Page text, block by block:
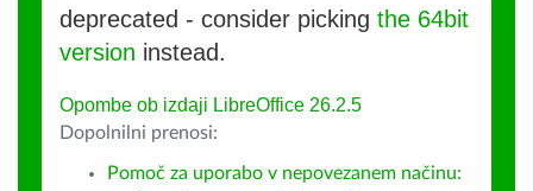
deprecated - consider picking the 64bit
version instead.
Opombe ob izdaji LibreOffice 26.2.5
Dopolnilni prenosi:
Pomoč za uporabo v nepovezanem načinu: